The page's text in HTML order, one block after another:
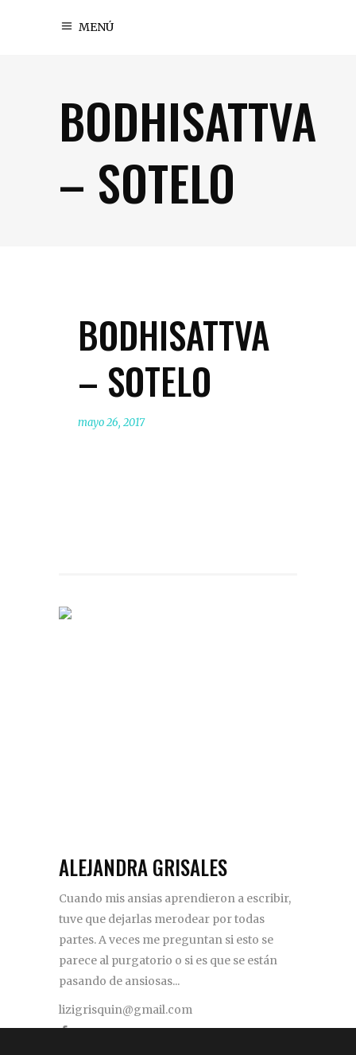
MENÚ
BODHISATTVA
– SOTELO
BODHISATTVA
– SOTELO
mayo 26, 2017
ALEJANDRA GRISALES
Cuando mis ansias aprendieron a escribir,
tuve que dejarlas merodear por todas
partes. A veces me preguntan si esto se
parece al purgatorio o si es que se están
pasando de ansiosas...
lizigrisquin@gmail.com